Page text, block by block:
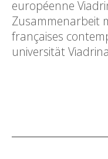
européenne
Zusammenarbeit
françaises
universität